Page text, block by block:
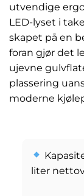
utvendige
LED-lyset i
skapet på en
foran gjør det
ujevne
plassering
moderne
liter